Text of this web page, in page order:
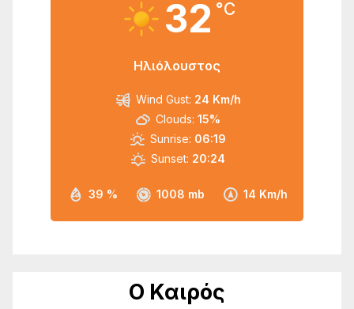
32 °C
Ηλιόλουστος
39 % 1008 mb 14 Km/h
Wind Gust: 24 Km/h
Clouds: 15%
Sunrise: 06:19
Sunset: 20:24
Ο Καιρός